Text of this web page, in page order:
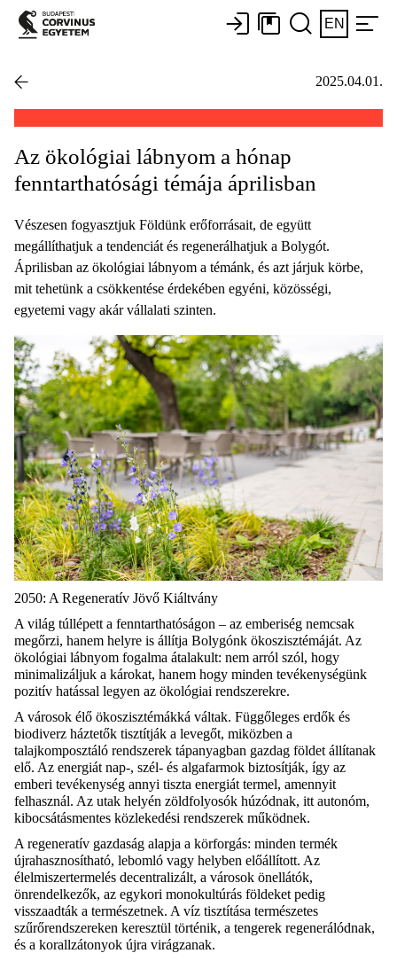
EN
2025.04.01.
Az ökológiai lábnyom a hónap
fenntarthatósági témája áprilisban
Vészesen fogyasztjuk Földünk erőforrásait, de együtt
megállíthatjuk a tendenciát és regenerálhatjuk a Bolygót.
Áprilisban az ökológiai lábnyom a témánk, és azt járjuk körbe,
mit tehetünk a csökkentése érdekében egyéni, közösségi,
egyetemi vagy akár vállalati szinten.
2050: A Regeneratív Jövő Kiáltvány
A világ túllépett a fenntarthatóságon – az emberiség nemcsak
megőrzi, hanem helyre is állítja Bolygónk ökoszisztémáját. Az
ökológiai lábnyom fogalma átalakult: nem arról szól, hogy
minimalizáljuk a károkat, hanem hogy minden tevékenységünk
pozitív hatással legyen az ökológiai rendszerekre.
A városok élő ökoszisztémákká váltak. Függőleges erdők és
biodiverz háztetők tisztítják a levegőt, miközben a
talajkomposztáló rendszerek tápanyagban gazdag földet állítanak
elő. Az energiát nap-, szél- és algafarmok biztosítják, így az
emberi tevékenység annyi tiszta energiát termel, amennyit
felhasznál. Az utak helyén zöldfolyosók húzódnak, itt autonóm,
kibocsátásmentes közlekedési rendszerek működnek.
A regeneratív gazdaság alapja a körforgás: minden termék
újrahasznosítható, lebomló vagy helyben előállított. Az
élelmiszertermelés decentralizált, a városok önellátók,
önrendelkezők, az egykori monokultúrás földeket pedig
visszaadták a természetnek. A víz tisztítása természetes
szűrőrendszereken keresztül történik, a tengerek regenerálódnak,
és a korallzátonyok újra virágzanak.